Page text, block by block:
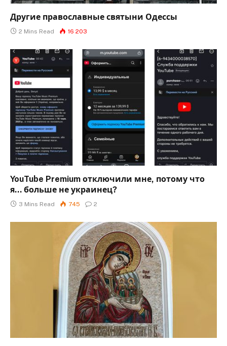
Другие православные святыни Одессы
2 Mins Read 16 203
YouTube Premium отключили мне, потому что
я… больше не украинец?
3 Mins Read 745 2